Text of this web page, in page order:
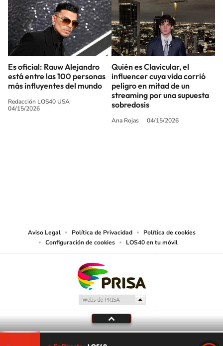
Es oficial: Rauw Alejandro
está entre las 100 personas
más influyentes del mundo
Redacción LOS40 USA
04/15/2026
Quién es Clavicular, el
influencer cuya vida corrió
peligro en mitad de un
streaming por una supuesta
sobredosis
Ana Rojas 04/15/2026
Aviso Legal Política de Privacidad
Política de cookies
Configuración de cookies
LOS40 en tu móvil